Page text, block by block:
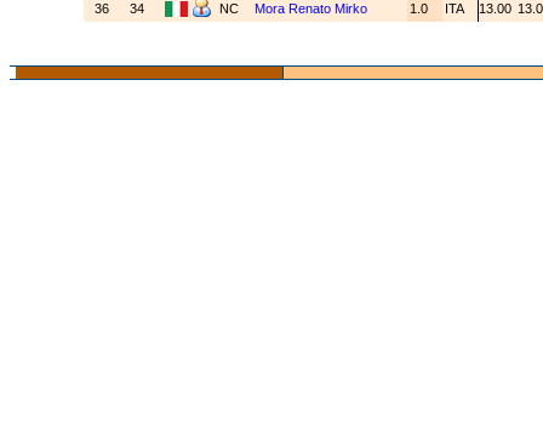
36
34 NC Mora Renato Mirko 1.0 ITA 13.00